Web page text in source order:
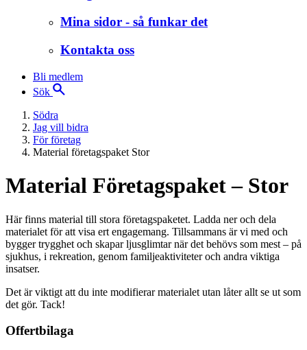
Mina sidor - så funkar det
Kontakta oss
Bli medlem
Sök
Södra
Jag vill bidra
För företag
Material företagspaket Stor
Material Företagspaket – Stor
Här finns material till stora företagspaketet. Ladda ner och dela
materialet för att visa ert engagemang. Tillsammans är vi med och
bygger trygghet och skapar ljusglimtar när det behövs som mest – på
sjukhus, i rekreation, genom familjeaktiviteter och andra viktiga
insatser.
Det är viktigt att du inte modifierar materialet utan låter allt se ut som
det gör. Tack!
Offertbilaga